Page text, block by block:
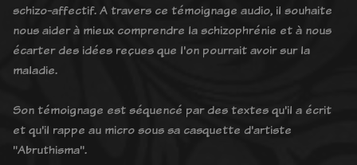
schizo-affectif. A travers ce témoignage audio, il souhaite
nous aider à mieux comprendre la schizophrénie et à nous
écarter des idées reçues que l'on pourrait avoir sur la
maladie.
Son témoignage est séquencé par des textes qu'il a écrit
et qu'il rappe au micro sous sa casquette d'artiste
"Abruthisma".